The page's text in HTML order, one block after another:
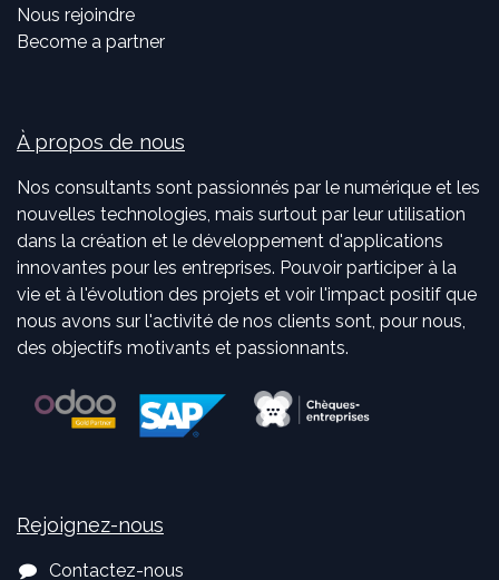
Nous rejoindre
Become a partner
À propos de nous
Nos consultants sont passionnés par le numérique et les
nouvelles technologies, mais surtout par leur utilisation
dans la création et le développement d'applications
innovantes pour les entreprises. Pouvoir participer à la
vie et à l'évolution des projets et voir l'impact positif que
nous avons sur l'activité de nos clients sont, pour nous,
des objectifs motivants et passionnants.
Rejoignez-nous
Contactez-nous